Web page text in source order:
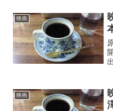
映画
映画